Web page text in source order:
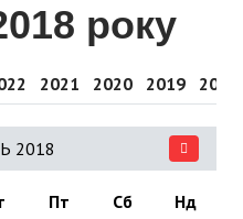
року
2021 2020 2019 2018
2018
Пт Сб
Нд